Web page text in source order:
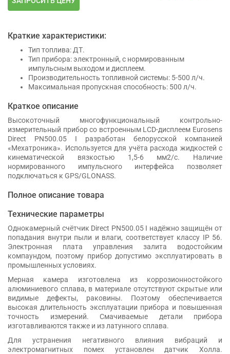
Краткие характеристики:
Тип топлива: ДТ.
Тип прибора: электронный, с нормированным
импульсным выходом и дисплеем.
Производительность топливной системы: 5-500 л/ч.
Максимальная пропускная способность: 500 л/ч.
Краткое описание
Высокоточный многофункциональный контрольно-
измерительный прибор со встроенным LCD-дисплеем Eurosens
Direct PN500.05 I разработан белорусской компанией
«Мехатроника». Используется для учёта расхода жидкостей с
кинематической вязкостью 1,5-6 мм2/с. Наличие
нормированного импульсного интерфейса позволяет
подключаться к GPS/GLONASS.
Полное описание товара
Технические параметры
Однокамерный счётчик Direct PN500.05 I надёжно защищён от
попадания внутри пыли и влаги, соответствует классу IP 56.
Электронная плата управления залита водостойким
компаундом, поэтому прибор допустимо эксплуатировать в
промышленных условиях.
Мерная камера изготовлена из коррозионностойкого
алюминиевого сплава, в материале отсутствуют скрытые или
видимые дефекты, раковины. Поэтому обеспечивается
высокая длительность эксплуатации прибора и повышенная
точность измерений. Смачиваемые детали прибора
изготавливаются также и из латунного сплава.
Для устранения негативного влияния вибраций и
электромагнитных помех установлен датчик Холла.